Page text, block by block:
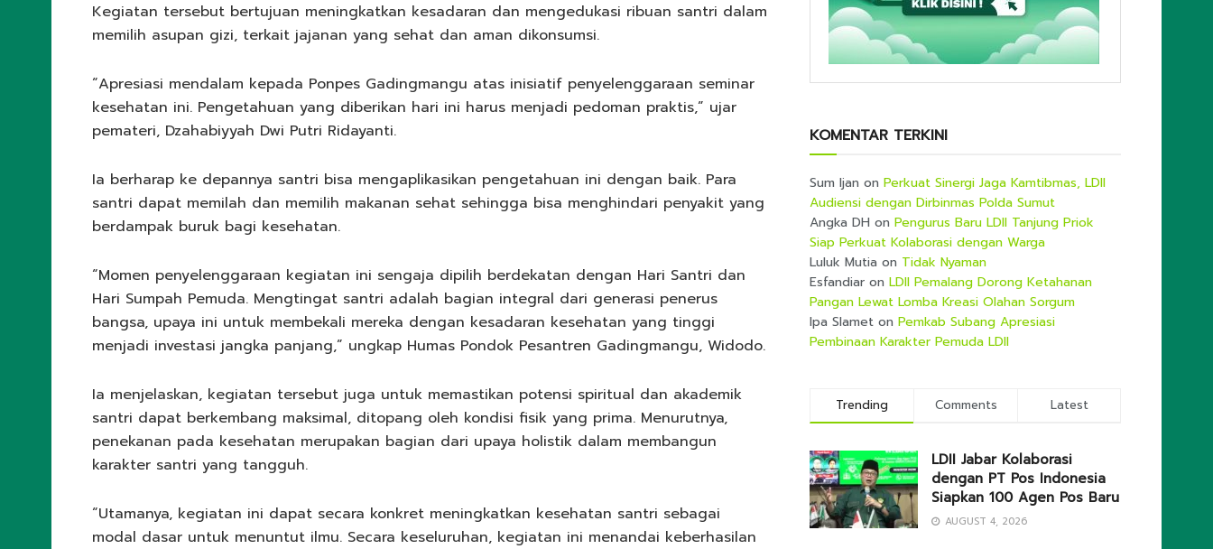
Kegiatan tersebut bertujuan meningkatkan kesadaran dan mengedukasi ribuan santri dalam
memilih asupan gizi, terkait jajanan yang sehat dan aman dikonsumsi.
“Apresiasi mendalam kepada Ponpes Gadingmangu atas inisiatif penyelenggaraan seminar
kesehatan ini. Pengetahuan yang diberikan hari ini harus menjadi pedoman praktis,” ujar
pemateri, Dzahabiyyah Dwi Putri Ridayanti.
Ia berharap ke depannya santri bisa mengaplikasikan pengetahuan ini dengan baik. Para
santri dapat memilah dan memilih makanan sehat sehingga bisa menghindari penyakit yang
berdampak buruk bagi kesehatan.
“Momen penyelenggaraan kegiatan ini sengaja dipilih berdekatan dengan Hari Santri dan
Hari Sumpah Pemuda. Mengtingat santri adalah bagian integral dari generasi penerus
bangsa, upaya ini untuk membekali mereka dengan kesadaran kesehatan yang tinggi
menjadi investasi jangka panjang,” ungkap Humas Pondok Pesantren Gadingmangu, Widodo.
Ia menjelaskan, kegiatan tersebut juga untuk memastikan potensi spiritual dan akademik
santri dapat berkembang maksimal, ditopang oleh kondisi fisik yang prima. Menurutnya,
penekanan pada kesehatan merupakan bagian dari upaya holistik dalam membangun
karakter santri yang tangguh.
“Utamanya, kegiatan ini dapat secara konkret meningkatkan kesehatan santri sebagai
modal dasar untuk menuntut ilmu. Secara keseluruhan, kegiatan ini menandai keberhasilan
KOMENTAR TERKINI
Sum Ijan on Perkuat Sinergi Jaga Kamtibmas, LDII
Audiensi dengan Dirbinmas Polda Sumut
Angka DH on Pengurus Baru LDII Tanjung Priok
Siap Perkuat Kolaborasi dengan Warga
Luluk Mutia on Tidak Nyaman
Esfandiar on LDII Pemalang Dorong Ketahanan
Pangan Lewat Lomba Kreasi Olahan Sorgum
Ipa Slamet on Pemkab Subang Apresiasi
Pembinaan Karakter Pemuda LDII
Trending Comments Latest
LDII Jabar Kolaborasi
dengan PT Pos Indonesia
Siapkan 100 Agen Pos Baru
AUGUST 4, 2026